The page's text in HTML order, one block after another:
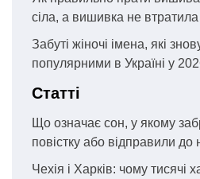
сіла, а вишивка не втратила
Забуті жіночі імена, які
популярними в Україні у
Статті
Що означає сон, у якому
повістку або відправили до
Чехія і Харків: чому тисячі